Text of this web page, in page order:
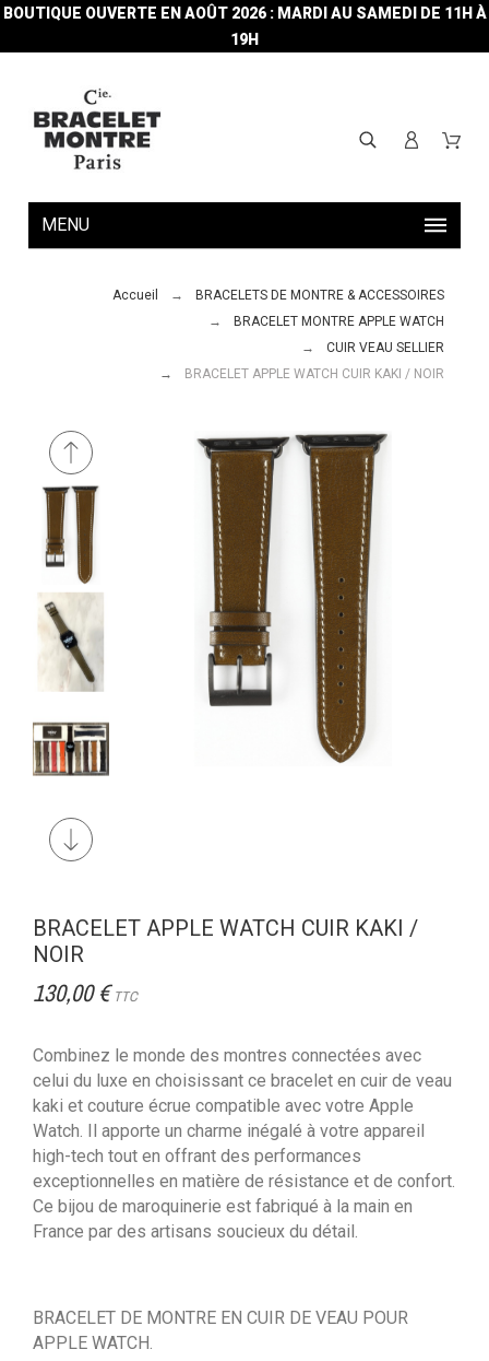
BOUTIQUE OUVERTE EN AOÛT 2026 : MARDI AU SAMEDI DE 11H À
19H
MENU
Accueil
BRACELETS DE MONTRE & ACCESSOIRES
BRACELET MONTRE APPLE WATCH
CUIR VEAU SELLIER
BRACELET APPLE WATCH CUIR KAKI / NOIR
BRACELET APPLE WATCH CUIR KAKI /
NOIR
130,00 € TTC
Combinez le monde des montres connectées avec
celui du luxe en choisissant ce bracelet en cuir de veau
kaki et couture écrue compatible avec votre Apple
Watch. Il apporte un charme inégalé à votre appareil
high-tech tout en offrant des performances
exceptionnelles en matière de résistance et de confort.
Ce bijou de maroquinerie est fabriqué à la main en
France par des artisans soucieux du détail.
BRACELET DE MONTRE EN CUIR DE VEAU POUR
APPLE WATCH.